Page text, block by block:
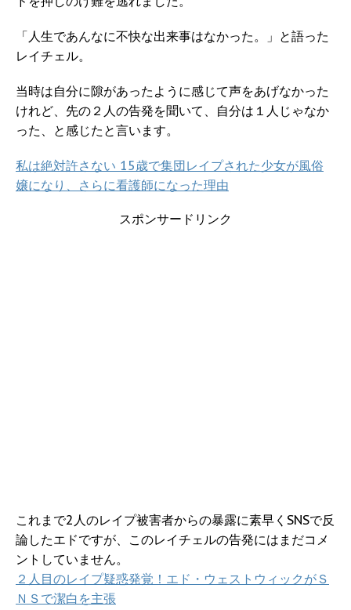
「人生であんなに不快な出来事はなかった。」と語った
レイチェル。
当時は自分に隙があったように感じて声をあげなかった
けれど、先の２人の告発を聞いて、自分は１人じゃなか
った、と感じたと言います。
私は絶対許さない 15歳で集団レイプされた少女が風俗
嬢になり、さらに看護師になった理由
スポンサードリンク
これまで2人のレイプ被害者からの暴露に素早くSNSで反
論したエドですが、このレイチェルの告発にはまだコメ
ントしていません。
２人目のレイプ疑惑発覚！エド・ウェストウィックがＳ
ＮＳで潔白を主張